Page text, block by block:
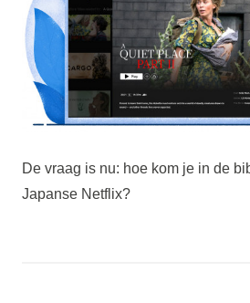
De vraag is nu: hoe kom je in de
Japanse Netflix?